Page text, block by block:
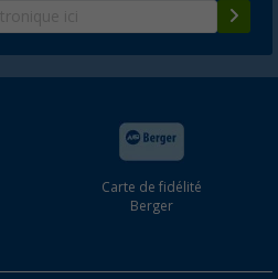
Carte de fidélité
Berger